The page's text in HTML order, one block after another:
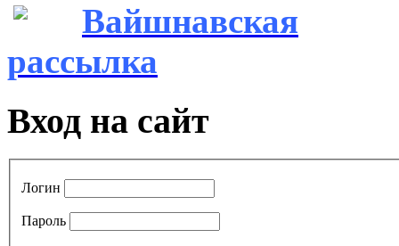
Вайшнавская
рассылка
Вход на сайт
Логин
Пароль